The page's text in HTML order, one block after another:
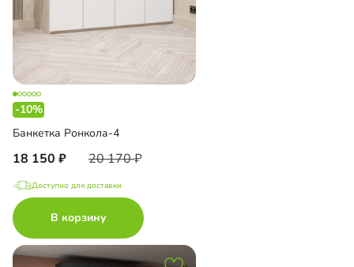
-10%
Банкетка Ронкола-4
18 150 20 170
Доступно для доставки
В корзину